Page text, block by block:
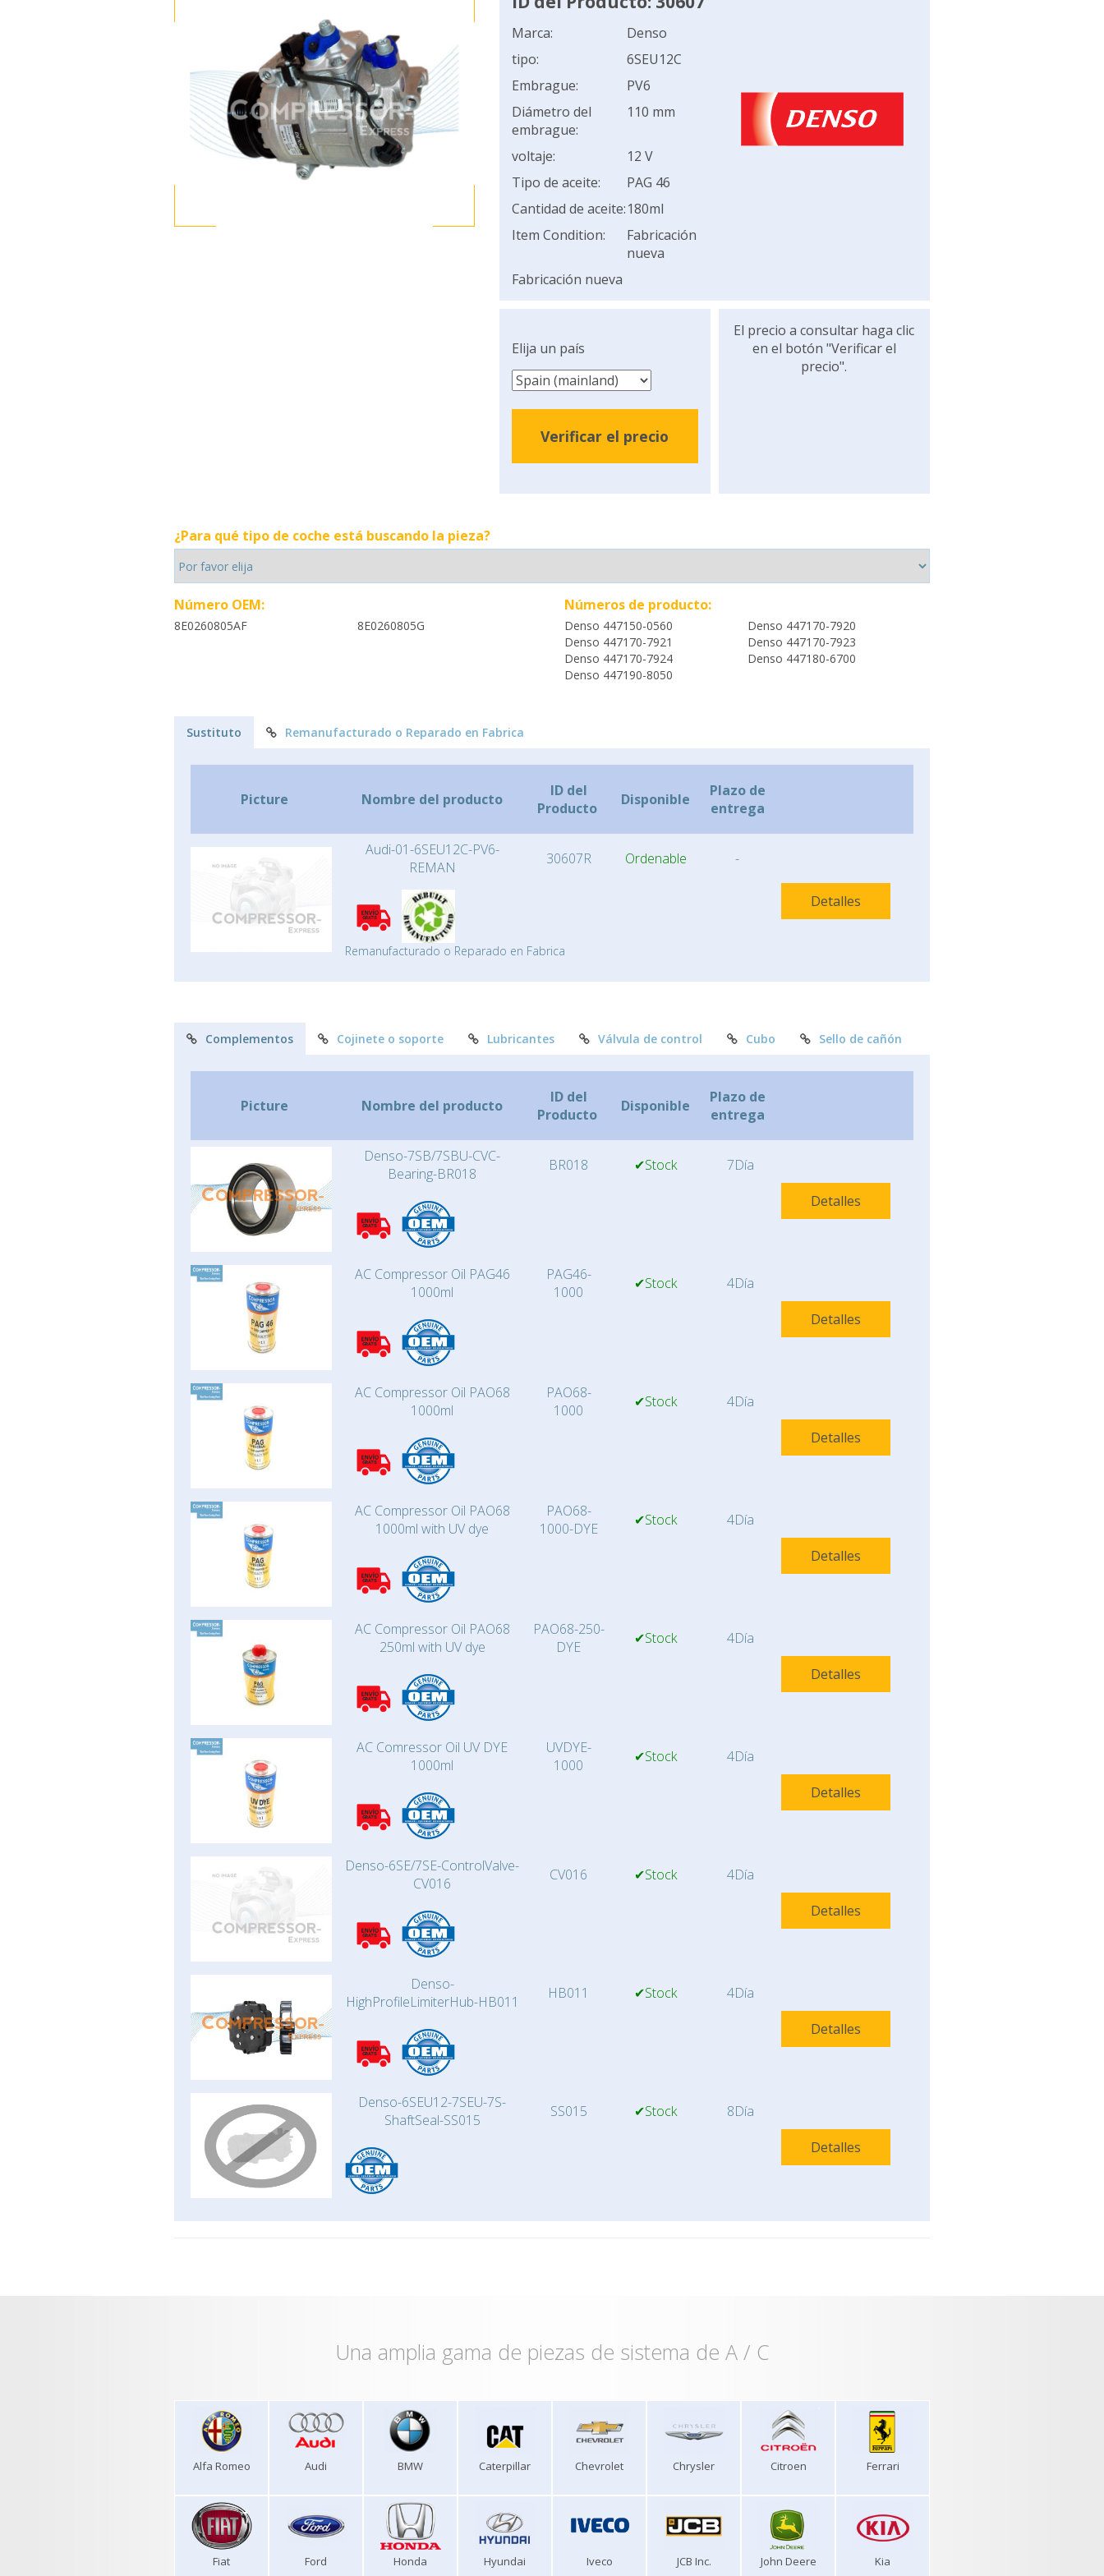
Marca:
Denso
tipo:
6SEU12C
Embrague:
PV6
Diámetro del
embrague:
110 mm
voltaje:
12 V
Tipo de aceite:
PAG 46
Cantidad de aceite:180ml
Item Condition:
Fabricación
nueva
Fabricación nueva
Elija un país
Verificar el precio
El precio a consultar haga clic
en el botón "Verificar el
precio".
¿Para qué tipo de coche está buscando la pieza?
Número OEM:
8E0260805AF 8E0260805G
Números de producto:
Denso 447150-0560
Denso 447170-7920
Denso 447170-7921
Denso 447170-7923
Denso 447170-7924
Denso 447180-6700
Denso 447190-8050
Sustituto Remanufacturado o Reparado en Fabrica
Picture Nombre del producto
ID del
Producto
Disponible
Plazo de
entrega
Audi-01-6SEU12C-PV6-
REMAN
30607R Ordenable -
Detalles
Remanufacturado o Reparado en Fabrica
Complementos Cojinete o soporte Lubricantes Válvula de control Cubo Sello de cañón
Picture Nombre del producto
ID del
Producto
Disponible
Plazo de
entrega
Denso-7SB/7SBU-CVC-
Bearing-BR018
BR018 ✔Stock
7Día
Detalles
AC Compressor Oil PAG46
1000ml
PAG46-
1000
✔Stock
4Día
Detalles
AC Compressor Oil PAO68
1000ml
PAO68-
1000
✔Stock
4Día
Detalles
AC Compressor Oil PAO68
1000ml with UV dye
PAO68-
1000-DYE
✔Stock
4Día
Detalles
AC Compressor Oil PAO68
250ml with UV dye
PAO68-250-
DYE
✔Stock
4Día
Detalles
AC Comressor Oil UV DYE
1000ml
UVDYE-
1000
✔Stock
4Día
Detalles
Denso-6SE/7SE-ControlValve-
CV016
CV016 ✔Stock
4Día
Detalles
Denso-
HighProfileLimiterHub-HB011
HB011 ✔Stock
4Día
Detalles
Denso-6SEU12-7SEU-7S-
ShaftSeal-SS015
SS015 ✔Stock
8Día
Detalles
Una amplia gama de piezas de sistema de A / C
Alfa Romeo Audi BMW Caterpillar Chevrolet Chrysler Citroen Ferrari
Fiat Ford Honda Hyundai Iveco JCB Inc. John Deere Kia